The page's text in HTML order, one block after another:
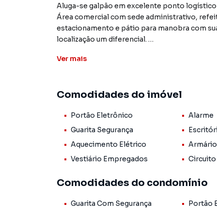
Aluga-se galpão em excelente ponto logístico
Área comercial com sede administrativo, refeitório, vestiário, doca pra carga e descarga,
estacionamento e pátio para manobra com sua posição
localização um diferencial.
procurava ou deseja mais informações sobre
A Vitoria Imóveis tem mais opções de
terrenos, lojas e barracões para venda ou
lançamentos na planta em Chácara Parreiral
de ofertas para encontrar o imóvel que mais
Negocie seu imóvel de forma totalmente
praticidade de fazer tudo online, direto do
Ver mais
Comodidades do imóvel
Portão Eletrônico Alarme
Guarita Segurança
Aquecimento Elétrico
Vestiário Empregados
Comodidades do condomínio
Guarita Com Segurança Portão